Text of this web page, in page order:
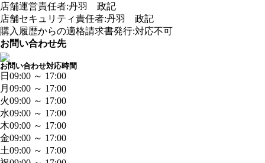
店舗運営責任者:丹羽 政記
店舗セキュリティ責任者:丹羽 政記
購入履歴からの適格請求書発行:対応不可
お問い合わせ先
お問い合わせ対応時間
日 09:00 ～ 17:00
月 09:00 ～ 17:00
火09:00 ～ 17:00
水09:00 ～ 17:00
木09:00 ～ 17:00
金09:00 ～ 17:00
土09:00 ～ 17:00